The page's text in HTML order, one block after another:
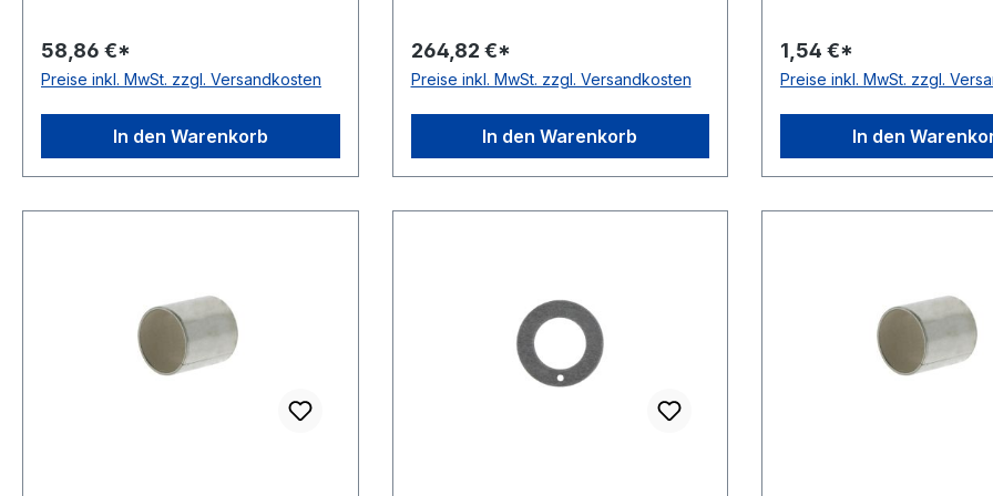
Anwendungen Temperaturbereich
-40 bis 110 °C
58,86 €*
Preise inkl. MwSt. zzgl. Versandkosten
In den Warenkorb
Anwendungen Temperaturbereich
-200 bis +280 °C
264,82 €*
Preise inkl. MwSt. zzgl. Versandkosten
In den Warenkorb
Material bleihaltig
Temperaturbereich -200
1,54 €*
Preise inkl. MwSt. zzgl.
In den